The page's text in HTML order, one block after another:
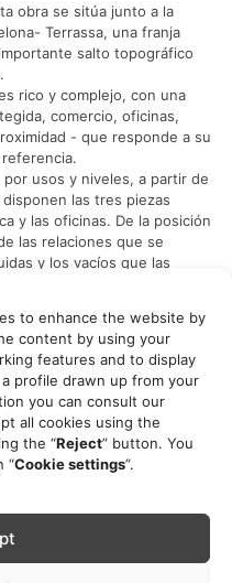
to enhance the website by
content by using your
features and to display
profile drawn up from your
you can consult our
all cookies using the
the “Reject” button. You
“Cookie settings”.
obra se sitúa junto a la
Terrassa, una franja
salto topográfico
rico y complejo, con una
comercio, oficinas,
- que responde a su
usos y niveles, a partir de
las tres piezas
y las oficinas. De la posición
las relaciones que se
y los vacíos que las
el carácter público